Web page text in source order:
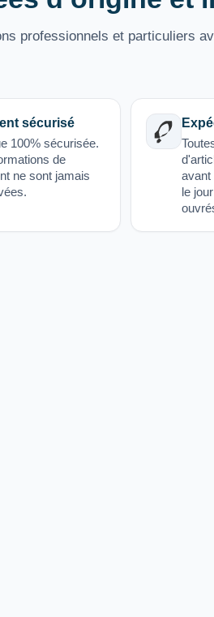
professionnels et particuliers
sécurisé
100% sécurisée.
de
ne sont jamais
avant
le